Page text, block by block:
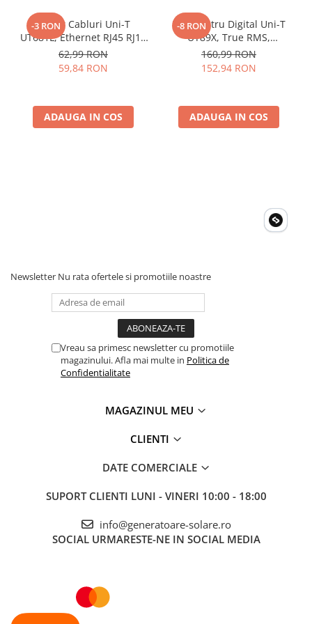
-3 RON
Tester Cabluri Uni-T
UT681L, Ethernet RJ45 RJ11
BNC, Continuitate,
Scurtcircuit, Incrucisate
62,99 RON
59,84 RON
ADAUGA IN COS
-8 RON
Multimetru Digital Uni-T
UT89X, True RMS,
Temperatura 1000°C,
Frecventa, NCV, CAT III
160,99 RON
152,94 RON
ADAUGA IN COS
Newsletter Nu rata ofertele si promotiile noastre
Vreau sa primesc newsletter cu promotiile
magazinului. Afla mai multe in Politica de
Confidentialitate
MAGAZINUL MEU
CLIENTI
DATE COMERCIALE
SUPORT CLIENTI LUNI - VINERI 10:00 - 18:00
info@generatoare-solare.ro
SOCIAL URMARESTE-NE IN SOCIAL MEDIA